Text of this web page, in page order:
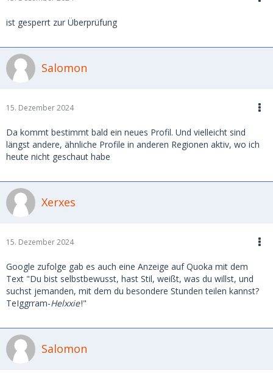
ist gesperrt zur Überprüfung
Salomon
15. Dezember 2024
Da kommt bestimmt bald ein neues Profil. Und vielleicht sind
längst andere, ähnliche Profile in anderen Regionen aktiv, wo ich
heute nicht geschaut habe
Xerxes
15. Dezember 2024
Google zufolge gab es auch eine Anzeige auf Quoka mit dem
Text "Du bist selbstbewusst, hast Stil, weißt, was du willst, und
suchst jemanden, mit dem du besondere Stunden teilen kannst?
TeIggrram-Helxxie!"
Salomon